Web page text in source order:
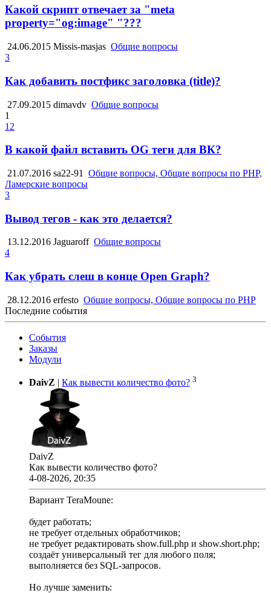
Какой скрипт отвечает за "meta
property="og:image" "???
24.06.2015 Missis-masjas Общие вопросы
3
Как добавить постфикс заголовка (title)?
27.09.2015 dimavdv Общие вопросы
1
12
В какой файл вставить OG теги для ВК?
21.07.2016 sa22-91
Общие вопросы, Общие вопросы по PHP,
Ламерские вопросы
3
Вывод тегов - как это делается?
13.12.2016 Jaguaroff Общие вопросы
4
Как убрать слеш в конце Open Graph?
28.12.2016 erfesto Общие вопросы, Общие вопросы по PHP
Последние события
События
Заказы
Модули
DaivZ | Как вывести количество фото? 3
DaivZ
Как вывести количество фото?
4-08-2026, 20:35
Вариант TeraMoune:
будет работать;
не требует отдельных обработчиков;
не требует редактировать show.full.php и show.short.php;
создаёт универсальный тег для любого поля;
выполняется без SQL-запросов.
Но лучше заменить: